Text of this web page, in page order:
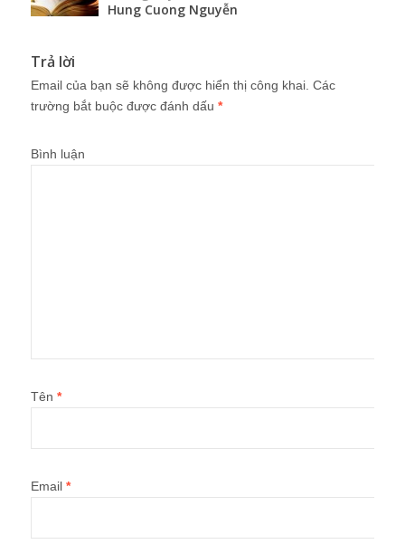
Hung Cuong Nguyễn
Trả lời
Email của bạn sẽ không được hiển thị công khai. Các
trường bắt buộc được đánh dấu *
Bình luận
Tên *
Email *